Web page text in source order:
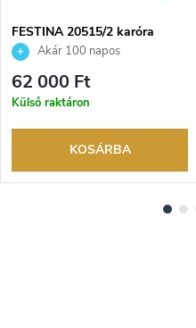
FESTINA 20515/2 karóra
Akár 100 napos
visszaküldési lehetőség. Hivatalos
márkakereskedő.
62 000 Ft
Külső raktáron
KOSÁRBA